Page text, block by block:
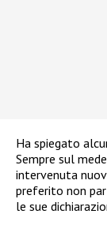
Ha spiegato
Sempre sul
intervenuta
preferito non
le sue